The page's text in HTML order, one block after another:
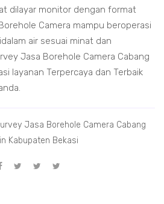
dilayar monitor dengan format
Camera mampu beroperasi
air sesuai minat dan
Jasa Borehole Camera Cabang
layanan Terpercaya dan Terbaik
Jasa Borehole Camera Cabang
Kabupaten Bekasi